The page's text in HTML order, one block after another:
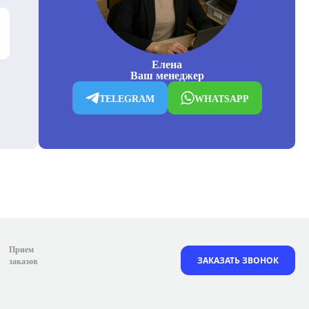
Елена
Ваш менеджер
TELEGRAM WHATSAPP
Прием
заказов
ЗАКАЗАТЬ ЗВОНОК